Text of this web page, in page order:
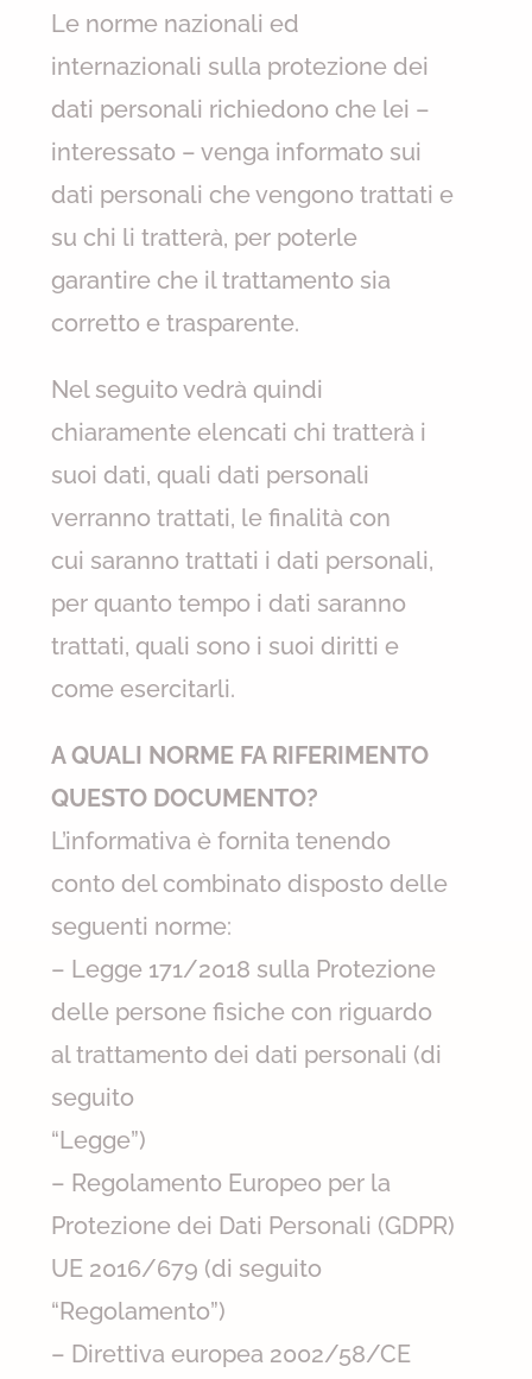
Le norme nazionali ed
internazionali sulla protezione dei
dati personali richiedono che lei –
interessato – venga informato sui
dati personali che vengono trattati e
su chi li tratterà, per poterle
garantire che il trattamento sia
corretto e trasparente.
Nel seguito vedrà quindi
chiaramente elencati chi tratterà i
suoi dati, quali dati personali
verranno trattati, le finalità con
cui saranno trattati i dati personali,
per quanto tempo i dati saranno
trattati, quali sono i suoi diritti e
come esercitarli.
A QUALI NORME FA RIFERIMENTO
QUESTO DOCUMENTO?
L’informativa è fornita tenendo
conto del combinato disposto delle
seguenti norme:
– Legge 171/2018 sulla Protezione
delle persone fisiche con riguardo
al trattamento dei dati personali (di
seguito
“Legge”)
– Regolamento Europeo per la
Protezione dei Dati Personali (GDPR)
UE 2016/679 (di seguito
“Regolamento”)
– Direttiva europea 2002/58/CE